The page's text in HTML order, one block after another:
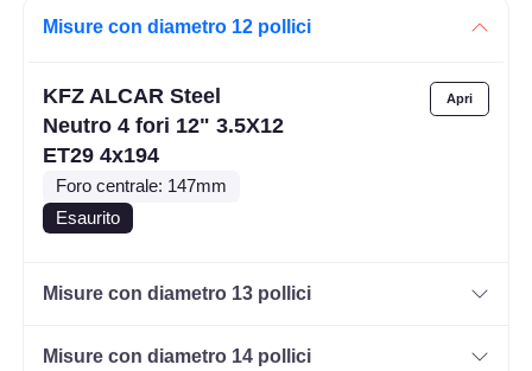
Misure con diametro 12 pollici
KFZ ALCAR Steel
Neutro 4 fori 12" 3.5X12
ET29 4x194
Foro centrale: 147mm
Esaurito
Misure con diametro 13 pollici
Misure con diametro 14 pollici